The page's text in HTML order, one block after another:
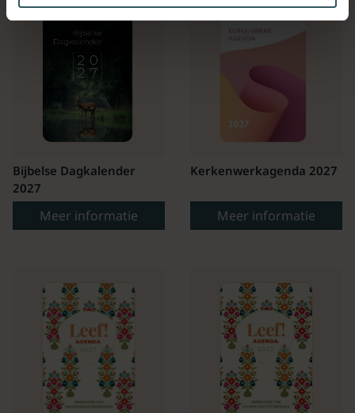
Bijbelse Dagkalender
2027
Meer informatie
Kerkenwerkagenda 2027
Meer informatie